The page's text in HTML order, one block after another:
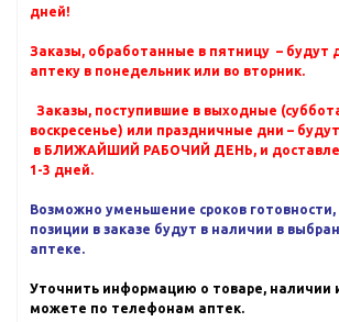
дней!
Заказы, обработанные в пятницу – будут
аптеку в понедельник или во вторник.
Заказы, поступившие в выходные
воскресенье) или праздничные дни –
в БЛИЖАЙШИЙ РАБОЧИЙ ДЕНЬ, и
1-3 дней.
Возможно уменьшение сроков готовности,
позиции в заказе будут в наличии в
аптеке.
Уточнить информацию о товаре, наличии
можете по телефонам аптек.